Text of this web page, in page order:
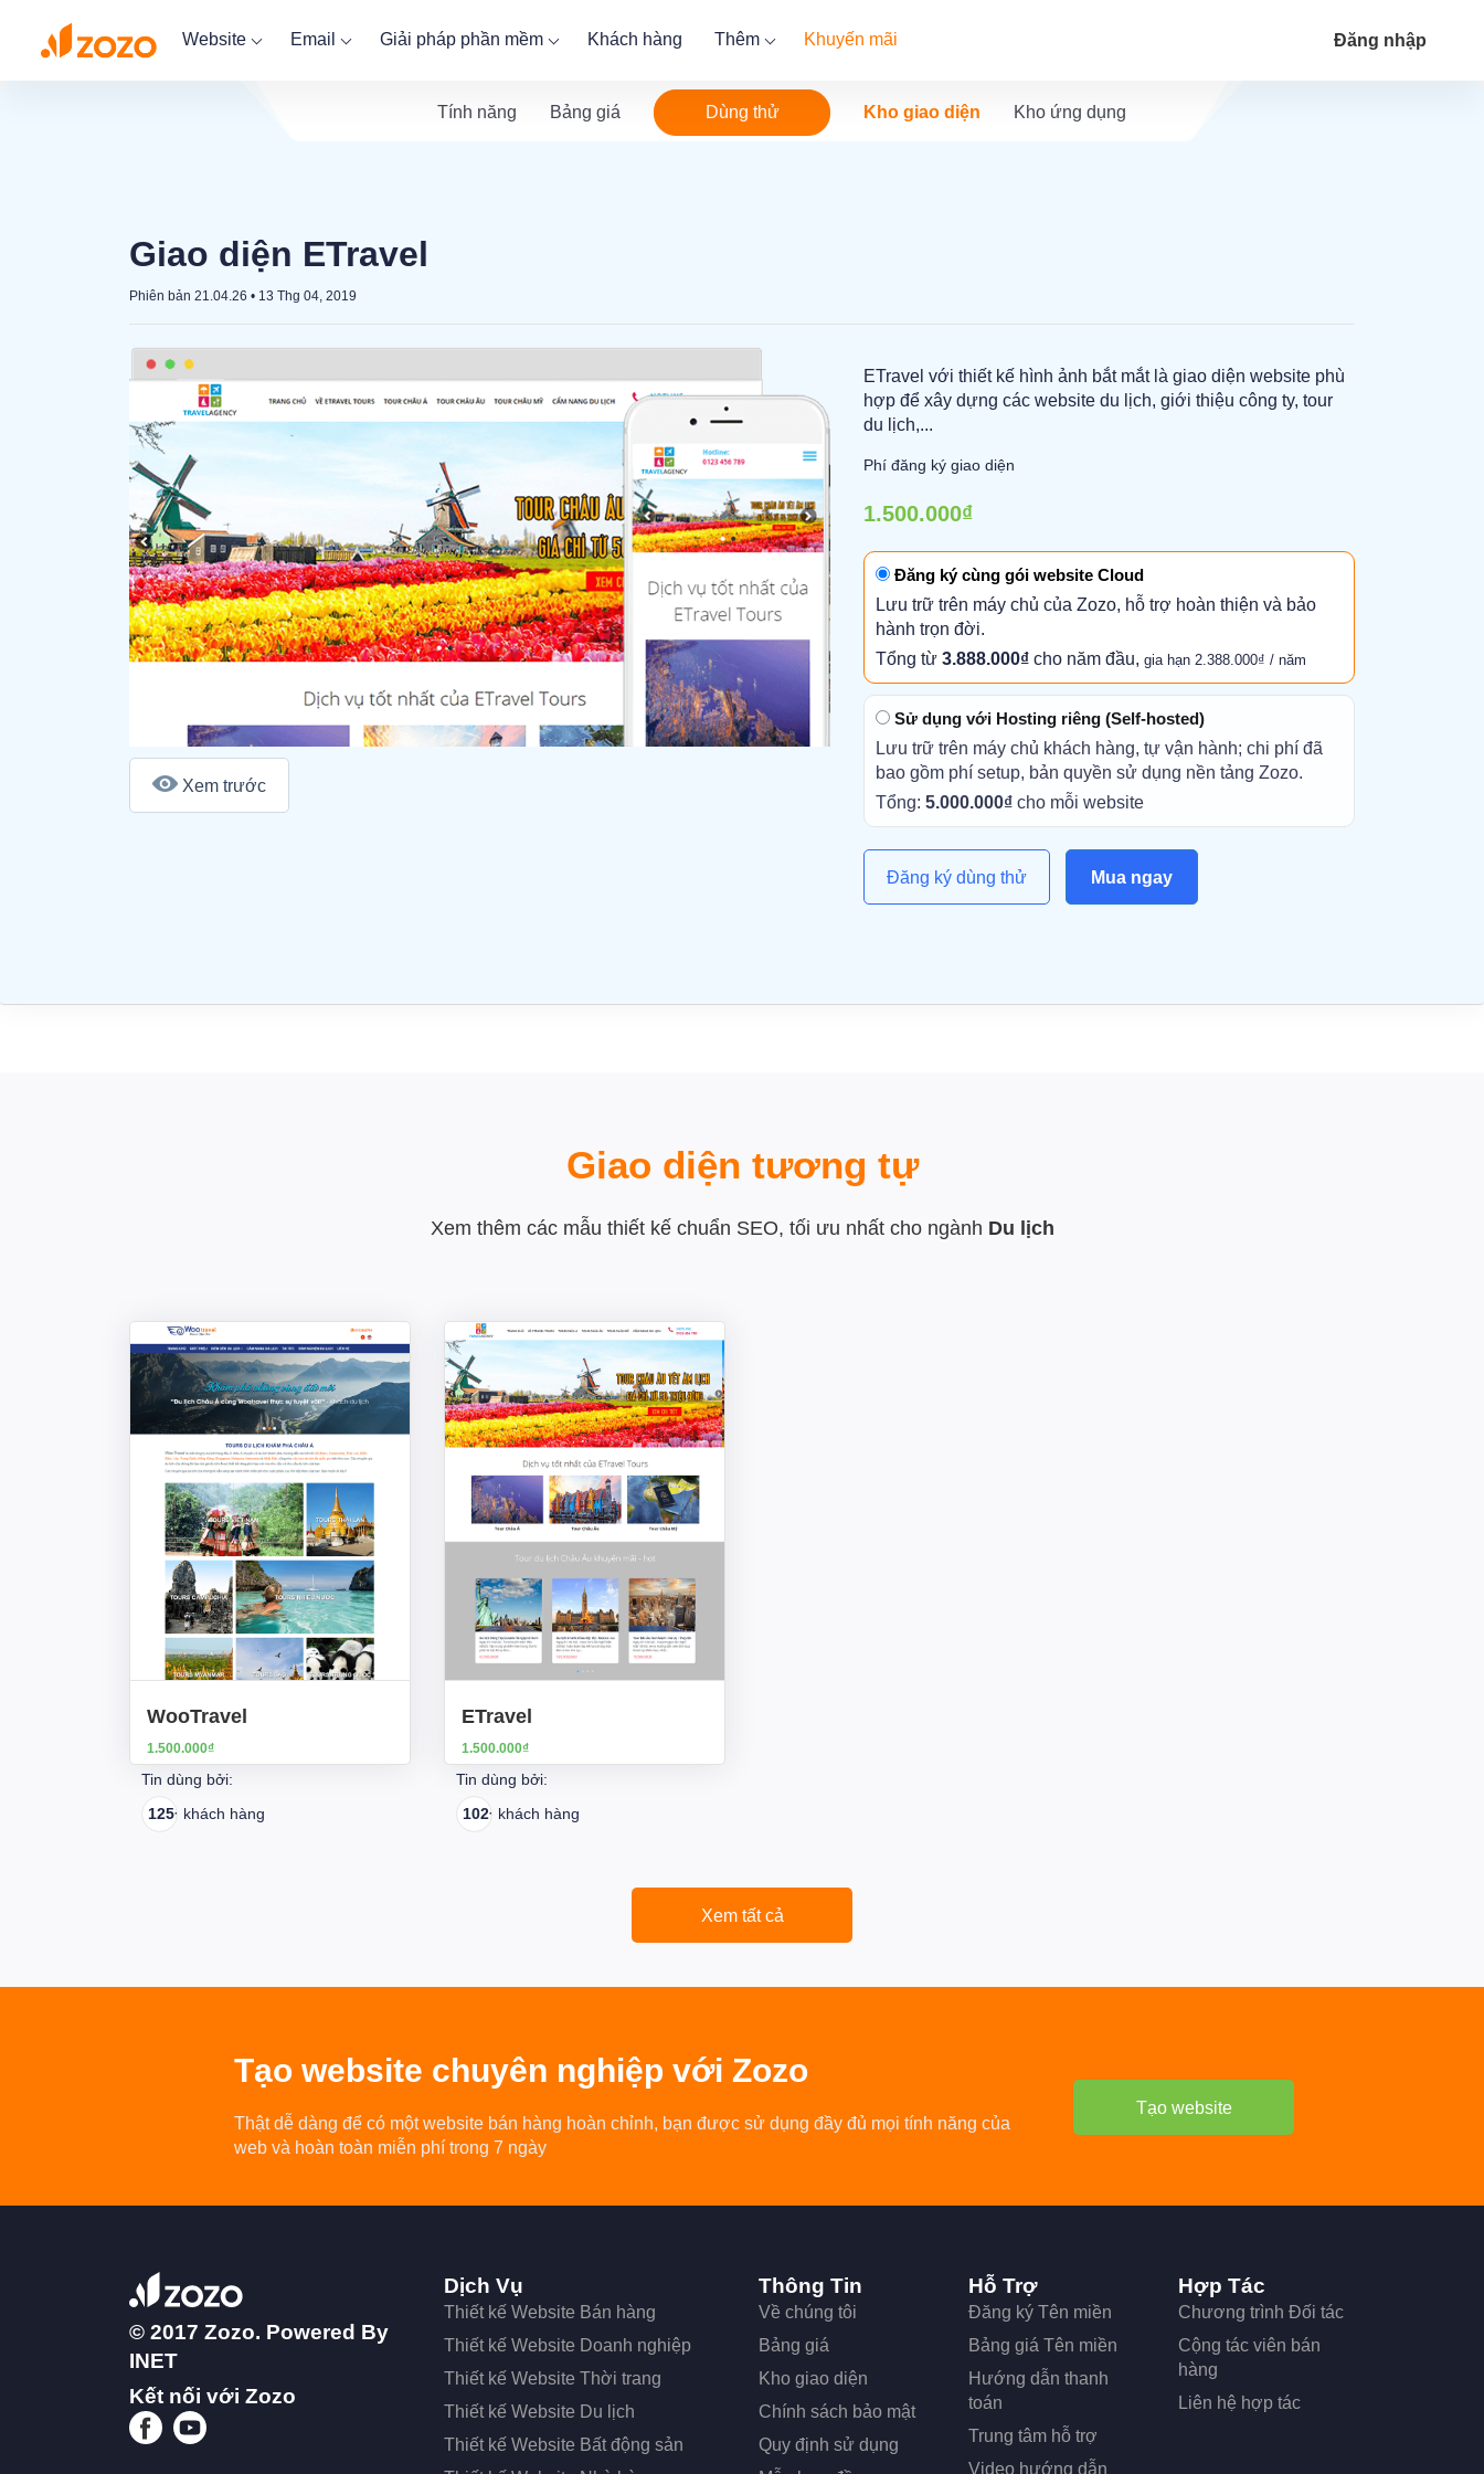
Website Email Giải pháp phần mềm Khách hàng Thêm Khuyến mãi Đăng nhập
Tính năng Bảng giá Dùng thử Kho giao diện Kho ứng dụng
Giao diện ETravel
Phiên bản 21.04.26 • 13 Thg 04, 2019
Xem trước
ETravel với thiết kế hình ảnh bắt mắt là giao diện website phù
hợp để xây dựng các website du lịch, giới thiệu công ty, tour
du lịch,...
Phí đăng ký giao diện
1.500.000₫
Đăng ký cùng gói website Cloud
Lưu trữ trên máy chủ của Zozo, hỗ trợ hoàn thiện và bảo
hành trọn đời.
Tổng từ 3.888.000₫ cho năm đầu, gia hạn 2.388.000₫ / năm
Sử dụng với Hosting riêng (Self-hosted)
Lưu trữ trên máy chủ khách hàng, tự vận hành; chi phí đã
bao gồm phí setup, bản quyền sử dụng nền tảng Zozo.
Tổng: 5.000.000₫ cho mỗi website
Đăng ký dùng thử Mua ngay
Giao diện tương tự
Xem thêm các mẫu thiết kế chuẩn SEO, tối ưu nhất cho ngành Du lịch
WooTravel
1.500.000₫
Tin dùng bởi:
125+ khách hàng
ETravel
1.500.000₫
Tin dùng bởi:
102+ khách hàng
Xem tất cả
Tạo website chuyên nghiệp với Zozo
Thật dễ dàng để có một website bán hàng hoàn chỉnh, bạn được sử dụng đầy đủ mọi tính năng của
web và hoàn toàn miễn phí trong 7 ngày
Tạo website
© 2017 Zozo. Powered By
INET
Kết nối với Zozo
Dịch Vụ
Thiết kế Website Bán hàng
Thiết kế Website Doanh nghiệp
Thiết kế Website Thời trang
Thiết kế Website Du lịch
Thiết kế Website Bất động sản
Thông Tin
Về chúng tôi
Bảng giá
Kho giao diện
Chính sách bảo mật
Quy định sử dụng
Hỗ Trợ
Đăng ký Tên miền
Bảng giá Tên miền
Hướng dẫn thanh
toán
Trung tâm hỗ trợ
Video hướng dẫn
Hợp Tác
Chương trình Đối tác
Cộng tác viên bán
hàng
Liên hệ hợp tác